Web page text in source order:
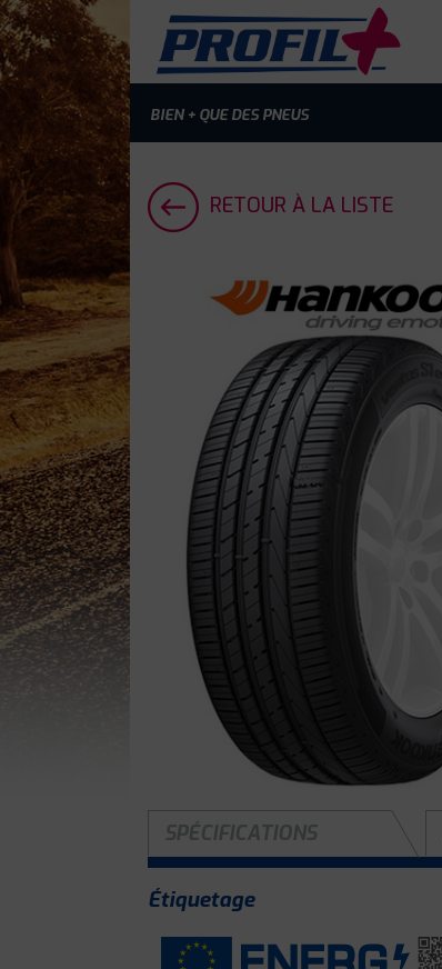
BIEN + QUE DES PNEUS
RETOUR À LA LISTE
SPÉCIFICATIONS
Étiquetage